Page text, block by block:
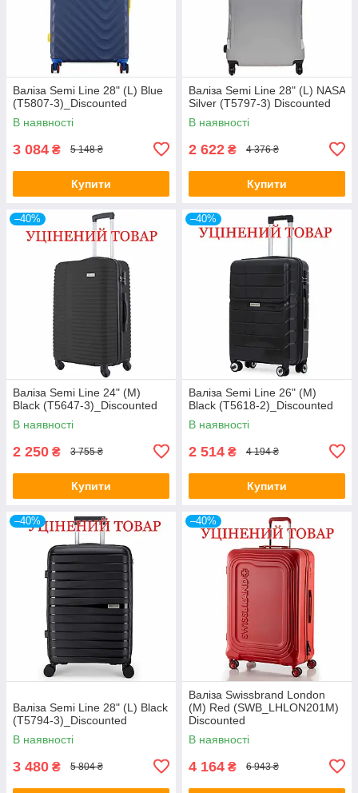
Валіза Semi Line 28" (L) Blue
(T5807-3)_Discounted
В наявності
3 084 ₴ 5 148 ₴
Купити
Валіза Semi Line 28" (L) NASA
Silver (T5797-3) Discounted
В наявності
2 622 ₴ 4 376 ₴
Купити
–40%
Валіза Semi Line 24" (M)
Black (T5647-3)_Discounted
В наявності
2 250 ₴ 3 755 ₴
Купити
–40%
Валіза Semi Line 26" (M)
Black (T5618-2)_Discounted
В наявності
2 514 ₴ 4 194 ₴
Купити
–40%
Валіза Semi Line 28" (L) Black
(T5794-3)_Discounted
В наявності
3 480 ₴ 5 804 ₴
–40%
Валіза Swissbrand London
(M) Red (SWB_LHLON201M)
Discounted
В наявності
4 164 ₴ 6 943 ₴